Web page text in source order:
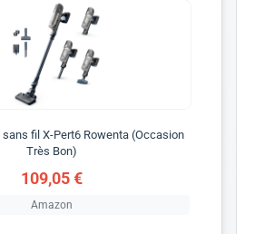
fil X-Pert6 Rowenta (Occasion
Très Bon)
109,05 €
Amazon